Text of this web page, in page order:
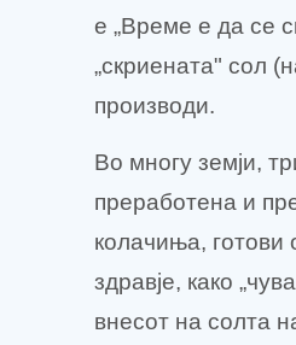
е „Време е да се
„скриената" сол
производи.
Во многу земји,
преработена и
колачиња, готови
здравје, како
внесот на солта